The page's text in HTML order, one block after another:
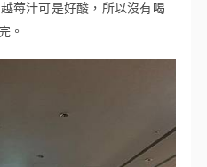
莓汁可是好酸，所以沒有喝
。